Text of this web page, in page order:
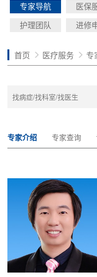
专家导航
医保
护理团队
进修
首页 医疗服务 专
专家介绍 专家查询